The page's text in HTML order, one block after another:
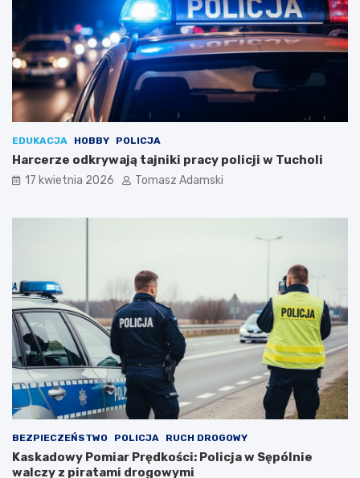
EDUKACJA HOBBY POLICJA
Harcerze odkrywają tajniki pracy policji w Tucholi
17 kwietnia 2026 Tomasz Adamski
BEZPIECZEŃSTWO POLICJA RUCH DROGOWY
Kaskadowy Pomiar Prędkości: Policja w Sępólnie
walczy z piratami drogowymi